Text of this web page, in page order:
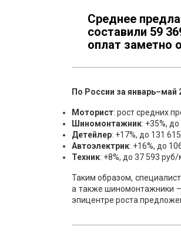
Среднее
составили 59
оплат заметно
По России за
Моторист: рост средних
Шиномонтажник: +35%,
Детейлер: +17%, до 131
Автоэлектрик: +16%, до
Техник: +8%, до 37 593 руб/
Таким образом,
а также шиномонтажники —
эпицентре роста